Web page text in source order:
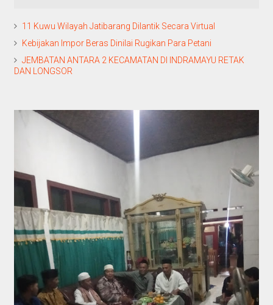
11 Kuwu Wilayah Jatibarang Dilantik Secara Virtual
Kebijakan Impor Beras Dinilai Rugikan Para Petani
JEMBATAN ANTARA 2 KECAMATAN DI INDRAMAYU RETAK
DAN LONGSOR